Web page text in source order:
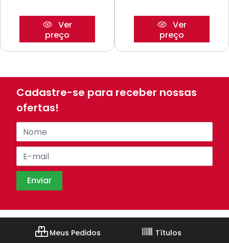
Ver
preço
Ver
preço
Cadastre-se para receber nossas
ofertas!
Meus Pedidos
Títulos